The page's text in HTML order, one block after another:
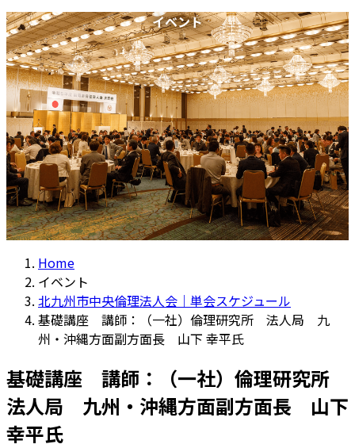
イベント
Home
イベント
北九州市中央倫理法人会｜単会スケジュール
基礎講座 講師：（一社）倫理研究所 法人局 九
州・沖縄方面副方面長 山下 幸平氏
基礎講座 講師：（一社）倫理研究所
法人局 九州・沖縄方面副方面長 山下
幸平氏